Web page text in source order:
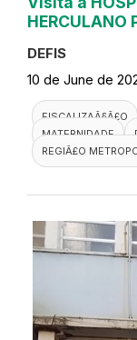
HERCULANO
DEFIS
10 de June de
FISCALIZAÃ§Ã£O
MATERNIDADE
REGIÃ£O